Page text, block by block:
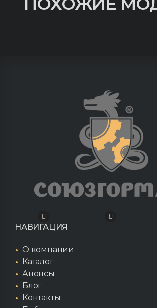
НАВИГАЦИЯ
О компании
Каталог
Анонсы
Блог
Контакты